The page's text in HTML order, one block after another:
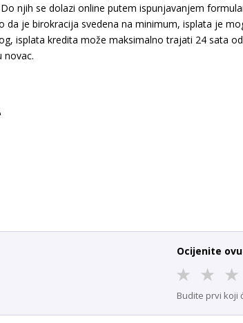
njih se dolazi online putem ispunjavanjem
da je birokracija svedena na minimum, isplata je
isplata kredita može maksimalno trajati 24 sata
novac.
Ocijenite
★ ★ ★
Budite prvi koji